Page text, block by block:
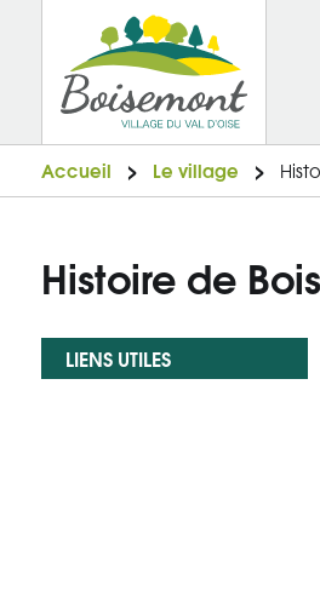
Accueil Le village
Histoire de
LIENS UTILES